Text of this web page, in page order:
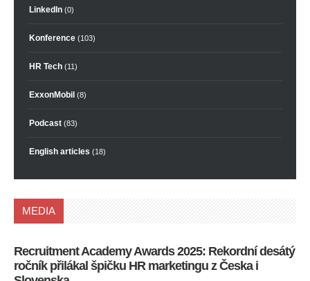
LinkedIn (0)
Konference (103)
HR Tech (11)
ExxonMobil (8)
Podcast (83)
English articles (18)
MEDIA
Recruitment Academy Awards 2025: Rekordní desátý
ročník přilákal špičku HR marketingu z Česka i